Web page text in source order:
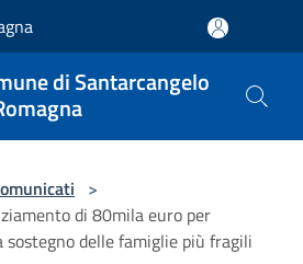
di Santarcangelo
>
di 80mila euro per
sostegno delle famiglie più fragili